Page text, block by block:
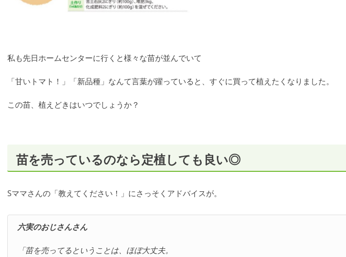
私も先日ホームセンターに行くと様々な苗が並んでいて
「甘いトマト！」「新品種」なんて言葉が躍っていると、すぐに買って植えたくなりました。
この苗、植えどきはいつでしょうか？
苗を売っているのなら定植しても良い◎
Sママさんの「教えてください！」にさっそくアドバイスが。
六実のおじさんさん
「苗を売ってるということは、ほぼ大丈夫。